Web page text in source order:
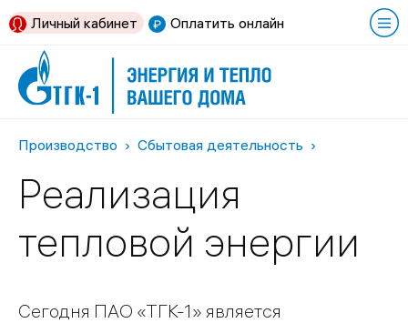
Оплатить онлайн
Личный кабинет
Производство Сбытовая деятельность
Реализация
тепловой энергии
Сегодня ПАО «ТГК-1» является